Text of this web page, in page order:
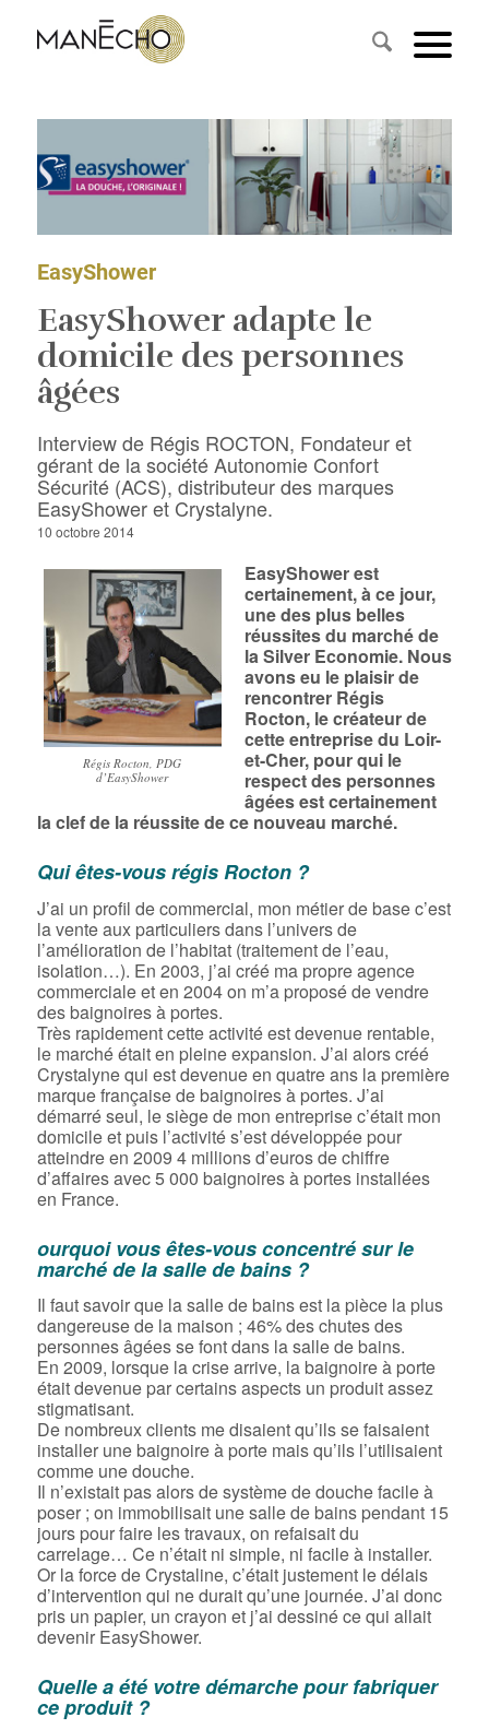
EasyShower
EasyShower adapte le
domicile des personnes
âgées
Interview de Régis ROCTON, Fondateur et
gérant de la société Autonomie Confort
Sécurité (ACS), distributeur des marques
EasyShower et Crystalyne.
10 octobre 2014
Régis Rocton, PDG
d’EasyShower
EasyShower est
certainement, à ce jour,
une des plus belles
réussites du marché de
la Silver Economie. Nous
avons eu le plaisir de
rencontrer Régis
Rocton, le créateur de
cette entreprise du Loir-
et-Cher, pour qui le
respect des personnes
âgées est certainement
la clef de la réussite de ce nouveau marché.
Qui êtes-vous régis Rocton ?
J’ai un profil de commercial, mon métier de base c’est
la vente aux particuliers dans l’univers de
l’amélioration de l’habitat (traitement de l’eau,
isolation…). En 2003, j’ai créé ma propre agence
commerciale et en 2004 on m’a proposé de vendre
des baignoires à portes.
Très rapidement cette activité est devenue rentable,
le marché était en pleine expansion. J’ai alors créé
Crystalyne qui est devenue en quatre ans la première
marque française de baignoires à portes. J’ai
démarré seul, le siège de mon entreprise c’était mon
domicile et puis l’activité s’est développée pour
atteindre en 2009 4 millions d’euros de chiffre
d’affaires avec 5 000 baignoires à portes installées
en France.
ourquoi vous êtes-vous concentré sur le
marché de la salle de bains ?
Il faut savoir que la salle de bains est la pièce la plus
dangereuse de la maison ; 46% des chutes des
personnes âgées se font dans la salle de bains.
En 2009, lorsque la crise arrive, la baignoire à porte
était devenue par certains aspects un produit assez
stigmatisant.
De nombreux clients me disaient qu’ils se faisaient
installer une baignoire à porte mais qu’ils l’utilisaient
comme une douche.
Il n’existait pas alors de système de douche facile à
poser ; on immobilisait une salle de bains pendant 15
jours pour faire les travaux, on refaisait du
carrelage… Ce n’était ni simple, ni facile à installer.
Or la force de Crystaline, c’était justement le délais
d’intervention qui ne durait qu’une journée. J’ai donc
pris un papier, un crayon et j’ai dessiné ce qui allait
devenir EasyShower.
Quelle a été votre démarche pour fabriquer
ce produit ?